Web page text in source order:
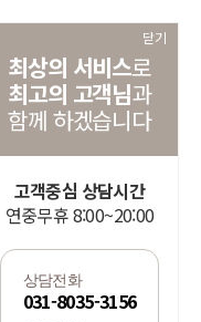
닫기
최상의 서비스로
최고의 고객님과
함께 하겠습니다
고객중심 상담시간
연중무휴 8:00~20:00
상담전화
031-8035-3156
Hot